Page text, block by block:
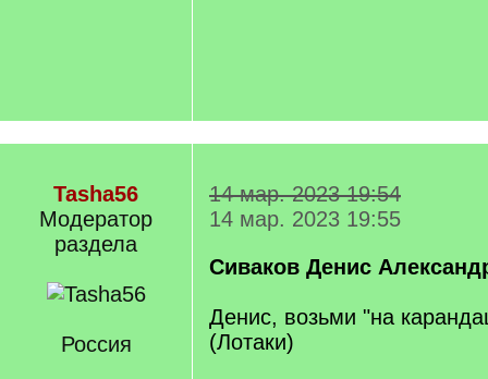
Tasha56
Модератор
раздела
Россия
14 мар. 2023 19:54
14 мар. 2023 19:55
Сиваков Денис
Денис, возьми "на
(Лотаки)